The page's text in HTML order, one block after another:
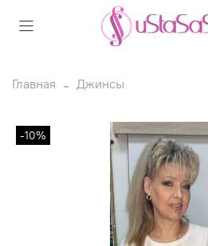
Главная Джинсы
-10%